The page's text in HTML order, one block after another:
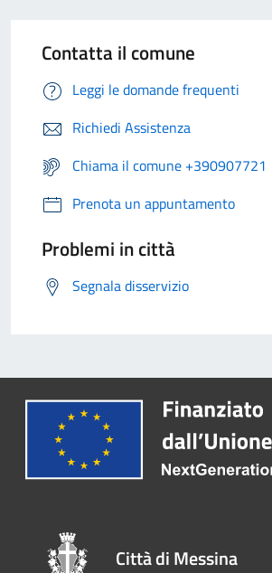
Contatta il comune
Leggi le domande frequenti
Richiedi Assistenza
Chiama il comune +390907721
Prenota un appuntamento
Problemi in città
Segnala disservizio
Città di Messina